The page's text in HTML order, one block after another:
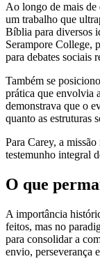
Ao longo de mais de
um trabalho que
Bíblia para diversos
Serampore College,
para debates sociais
Também se
prática que envolvia
demonstrava que o
quanto as estruturas
Para Carey, a
testemunho integral
O que
A importância
feitos, mas no
para consolidar a
envio, perseverança